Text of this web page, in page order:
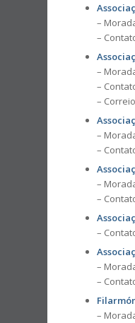
–
–
–
–
–
–
–
–
–
–
–
–
–